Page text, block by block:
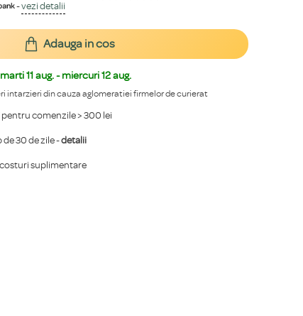
-vezi detalii
marti 11 aug. - miercuri 12 aug.
intarzieri din cauza aglomeratiei firmelor de curierat
comenzile > 300 lei
de 30 de zile -detalii
suplimentare
Adauga in cos